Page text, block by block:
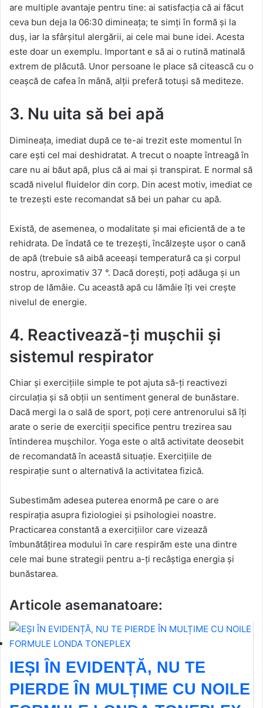
are multiple avantaje pentru tine: ai satisfacția că ai făcut
ceva bun deja la 06:30 dimineața; te simți în formă și la
duș, iar la sfârșitul alergării, ai cele mai bune idei. Acesta
este doar un exemplu. Important e să ai o rutină matinală
extrem de plăcută. Unor persoane le place să citească cu o
ceașcă de cafea în mână, alții preferă totuși să mediteze.
3. Nu uita să bei apă
Dimineața, imediat după ce te-ai trezit este momentul în
care ești cel mai deshidratat. A trecut o noapte întreagă în
care nu ai băut apă, plus că ai mai și transpirat. E normal să
scadă nivelul fluidelor din corp. Din acest motiv, imediat ce
te trezești este recomandat să bei un pahar cu apă.
Există, de asemenea, o modalitate și mai eficientă de a te
rehidrata. De îndată ce te trezești, încălzește ușor o cană
de apă (trebuie să aibă aceeași temperatură ca și corpul
nostru, aproximativ 37 °. Dacă dorești, poți adăuga și un
strop de lămâie. Cu această apă cu lămâie îți vei crește
nivelul de energie.
4. Reactivează-ți mușchii și
sistemul respirator
Chiar și exercițiile simple te pot ajuta să-ți reactivezi
circulația și să obții un sentiment general de bunăstare.
Dacă mergi la o sală de sport, poți cere antrenorului să îți
arate o serie de exerciții specifice pentru trezirea sau
întinderea mușchilor. Yoga este o altă activitate deosebit
de recomandată în această situație. Exercițiile de
respirație sunt o alternativă la activitatea fizică.
Subestimăm adesea puterea enormă pe care o are
respirația asupra fiziologiei și psihologiei noastre.
Practicarea constantă a exercițiilor care vizează
îmbunătățirea modului în care respirăm este una dintre
cele mai bune strategii pentru a-ți recâștiga energia și
bunăstarea.
Articole asemanatoare:
IEȘI ÎN EVIDENȚĂ, NU TE
PIERDE ÎN MULȚIME CU NOILE